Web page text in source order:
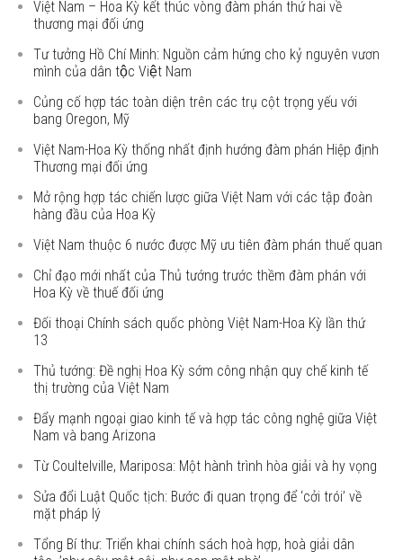
Việt Nam – Hoa Kỳ kết thúc vòng đàm phán thứ hai về
thương mại đối ứng
Tư tưởng Hồ Chí Minh: Nguồn cảm hứng cho kỷ nguyên vươn
mình của dân tộc Việt Nam
Củng cố hợp tác toàn diện trên các trụ cột trọng yếu với
bang Oregon, Mỹ
Việt Nam-Hoa Kỳ thống nhất định hướng đàm phán Hiệp định
Thương mại đối ứng
Mở rộng hợp tác chiến lược giữa Việt Nam với các tập đoàn
hàng đầu của Hoa Kỳ
Việt Nam thuộc 6 nước được Mỹ ưu tiên đàm phán thuế quan
Chỉ đạo mới nhất của Thủ tướng trước thềm đàm phán với
Hoa Kỳ về thuế đối ứng
Đối thoại Chính sách quốc phòng Việt Nam-Hoa Kỳ lần thứ
13
Thủ tướng: Đề nghị Hoa Kỳ sớm công nhận quy chế kinh tế
thị trường của Việt Nam
Đẩy mạnh ngoại giao kinh tế và hợp tác công nghệ giữa Việt
Nam và bang Arizona
Từ Coultelville, Mariposa: Một hành trình hòa giải và hy vọng
Sửa đổi Luật Quốc tịch: Bước đi quan trọng để ‘cởi trói’ về
mặt pháp lý
Tổng Bí thư: Triển khai chính sách hoà hợp, hoà giải dân